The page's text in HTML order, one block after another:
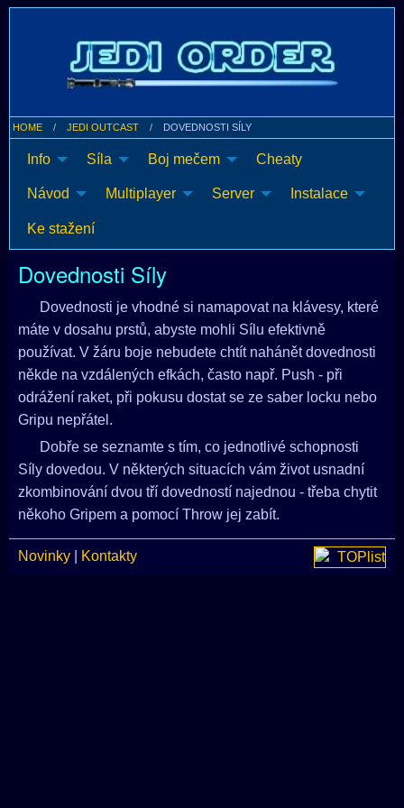
HOME JEDI OUTCAST DOVEDNOSTI SÍLY
Info Síla Boj mečem Cheaty
Návod Multiplayer Server Instalace
Ke stažení
Dovednosti Síly
Dovednosti je vhodné si namapovat na klávesy, které
máte v dosahu prstů, abyste mohli Sílu efektivně
používat. V žáru boje nebudete chtít nahánět dovednosti
někde na vzdálených efkách, často např. Push - při
odrážení raket, při pokusu dostat se ze saber locku nebo
Gripu nepřátel.
Dobře se seznamte s tím, co jednotlivé schopnosti
Síly dovedou. V některých situacích vám život usnadní
zkombinování dvou tří dovedností najednou - třeba chytit
někoho Gripem a pomocí Throw jej zabít.
Novinky Kontakty